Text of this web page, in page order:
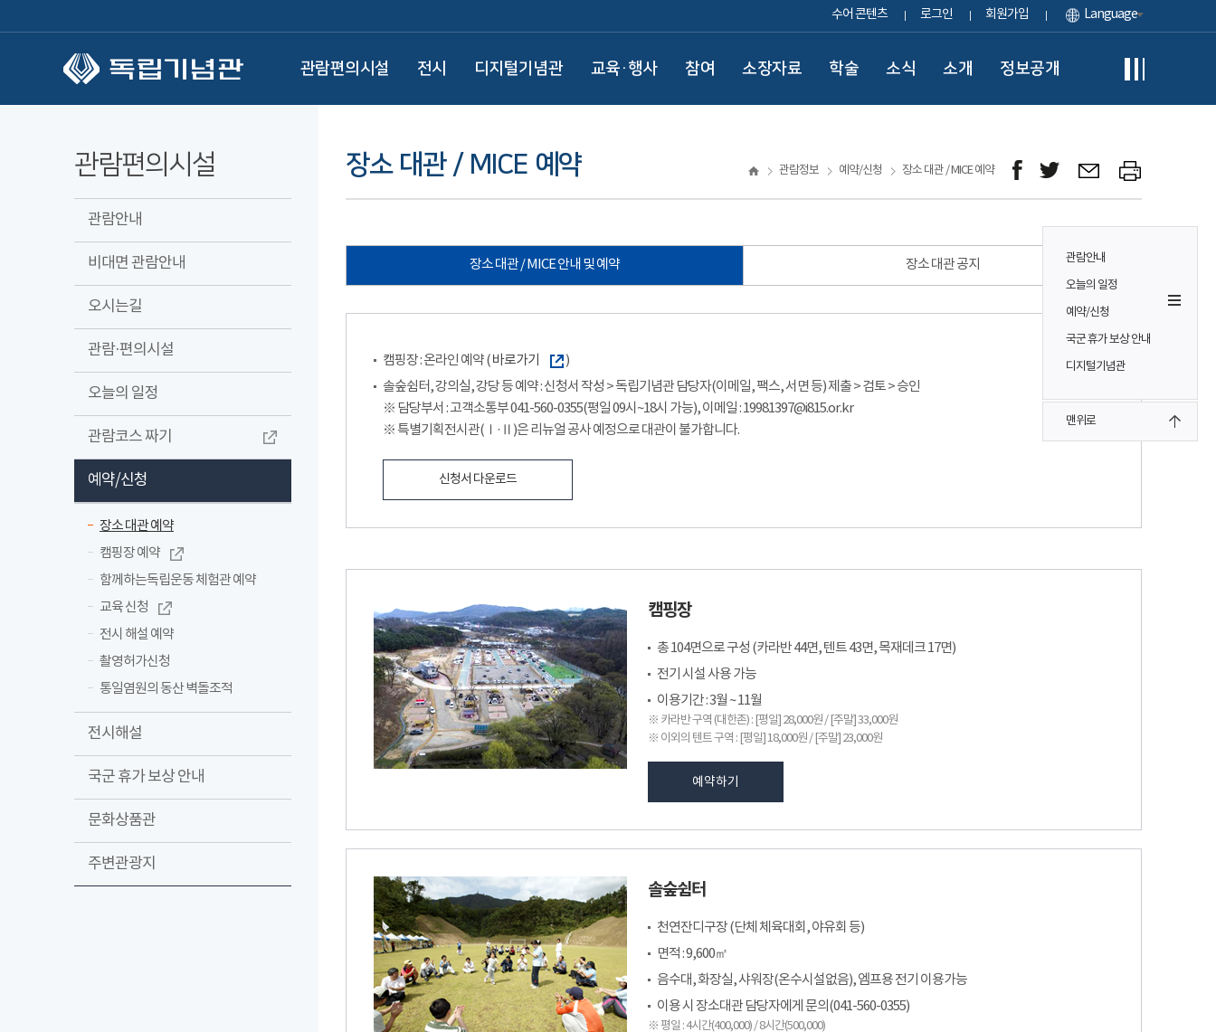
수어 콘텐츠 로그인 회원가입 Language
관람편의시설 전시 디지털기념관 교육·행사 참여 소장자료 학술 소식 소개 정보공개
관람안내
오늘의 일정
예약/신청
국군 휴가 보상 안내
디지털기념관
맨위로
관람편의시설
관람안내
비대면 관람안내
오시는길
관람·편의시설
오늘의 일정
관람코스 짜기
예약/신청
장소 대관 예약
캠핑장 예약
함께하는독립운동 체험관 예약
교육 신청
전시 해설 예약
촬영허가신청
통일염원의 동산 벽돌조적
전시해설
국군 휴가 보상 안내
문화상품관
주변관광지
장소 대관 / MICE 예약 관람정보 예약/신청 장소 대관 / MICE 예약
장소 대관 / MICE 안내 및 예약 장소 대관 공지
캠핑장 : 온라인 예약 (바로가기
)
솔숲쉼터, 강의실, 강당 등 예약 : 신청서 작성 > 독립기념관 담당자(이메일, 팩스, 서면 등) 제출 > 검토 > 승인
※ 담당부서 : 고객소통부 041-560-0355(평일 09시~18시 가능), 이메일 : 19981397@i815.or.kr
※ 특별기획전시관(Ⅰ·Ⅱ)은 리뉴얼 공사 예정으로 대관이 불가합니다.
신청서 다운로드
캠핑장
총 104면으로 구성 (카라반 44면, 텐트 43면, 목재데크 17면)
전기 시설 사용 가능
이용기간 : 3월 ~ 11월
※ 카라반 구역 (대한존) : [평일] 28,000원 / [주말] 33,000원
※ 이외의 텐트 구역 : [평일] 18,000원 / [주말] 23,000원
예약하기
솔숲쉼터
천연잔디구장 (단체 체육대회, 야유회 등)
면적 : 9,600㎡
음수대, 화장실, 샤워장(온수시설없음), 엠프용 전기 이용가능
이용 시 장소대관 담당자에게 문의(041-560-0355)
※ 평일 : 4시간(400,000) / 8시간(500,000)